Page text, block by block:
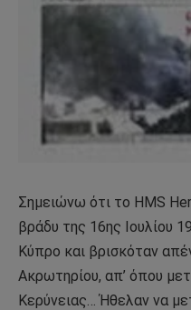
Σημειώνω ότι το HMS
βράδυ της 16ης Ιουλίου
Κύπρο και βρισκόταν
Ακρωτηρίου, απ’ όπου
Κερύνειας… Ήθελαν να